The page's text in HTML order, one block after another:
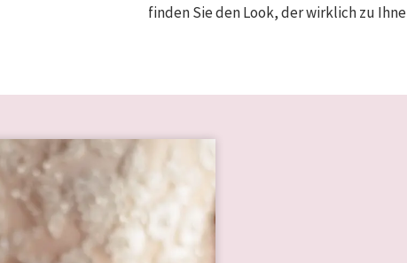
finden Sie den Look, der wirklich zu